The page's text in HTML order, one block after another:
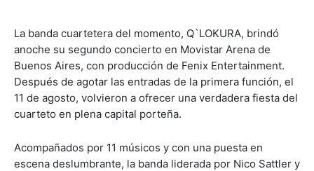
La banda cuartetera del momento, Q`LOKURA, brindó
anoche su segundo concierto en Movistar Arena de
Buenos Aires, con producción de Fenix Entertainment.
Después de agotar las entradas de la primera función, el
11 de agosto, volvieron a ofrecer una verdadera fiesta del
cuarteto en plena capital porteña.
Acompañados por 11 músicos y con una puesta en
escena deslumbrante, la banda liderada por Nico Sattler y